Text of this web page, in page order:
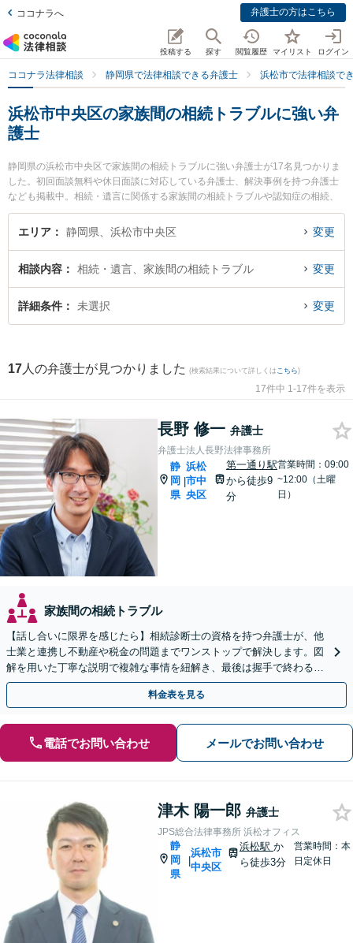
ココナラへ 弁護士の方はこちら
投稿する 探す 閲覧履歴 マイリスト ログイン
ココナラ法律相談 静岡県で法律相談できる弁護士 浜松市で法律相談で
浜松市中央区の家族間の相続トラブルに強い弁
護士
静岡県の浜松市中央区で家族間の相続トラブルに強い弁護士が17名見つかりま
した。初回面談無料や休日面談に対応している弁護士、解決事例を持つ弁護士
なども掲載中。相続・遺言に関係する家族間の相続トラブルや認知症の相続、
遺産分割等の細かな分野での絞り込み検索もでき便利です。特に弁護士法人長
野法律事務所の長野 修一弁護士やJPS総合法律事務所 浜松オフィスの津木 陽一
や夜間に発生した家族間の相続トラブルのトラブルを今すぐに弁護士に相談し
たい』『家族間の相続トラブルのトラブル解決の実績豊富な近くの弁護士を検
索したい』『初回相談無料で家族間の相続トラブルを法律相談できる浜松市中
エリア 静岡県、浜松市中央区 変更
相談内容 相続・遺言、家族間の相続トラブル 変更
詳細条件 未選択 変更
17 人の弁護士が見つかりました (検索結果について詳しくは こちら)
17件中 1-17件を表示
長野 修一 弁護士
弁護士法人長野法律事務所
静
岡
県
|
浜松
市中
央区
第一通り駅
から徒歩9
分
営業時間：09:00
~12:00（土曜
日）
家族間の相続トラブル
【話し合いに限界を感じたら】相続診断士の資格を持つ弁護士が、他
士業と連携し不動産や税金の問題までワンストップで解決します。図
解を用いた丁寧な説明で複雑な事情を紐解き、最後は握手で終わる円
満な解決へ導きます。初回相談は無料です。
料金表を見る
電話でお問い合わせ メールでお問い合わせ
津木 陽一郎 弁護士
JPS総合法律事務所 浜松オフィス
静
岡
県
|
浜松市
中央区
浜松駅 か
ら徒歩3分
営業時間：本
日定休日